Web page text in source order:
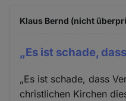
Klaus Bernd (nicht
„Es ist schade, dass
„Es ist schade, dass
christlichen Kirchen